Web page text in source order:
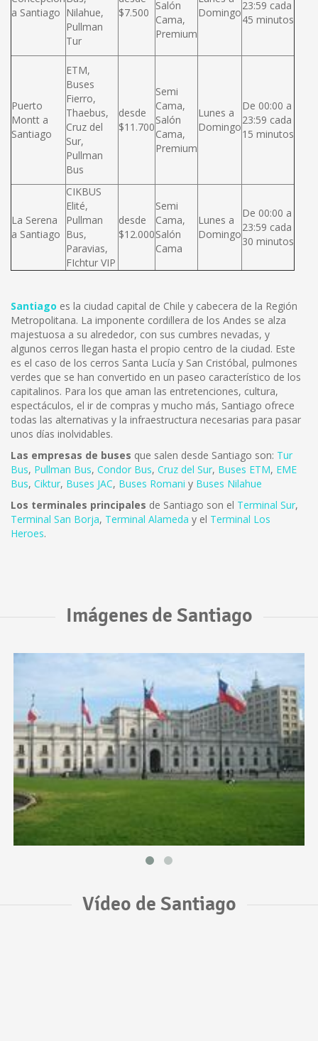
a Santiago Nilahue,
Pullman
Tur
$7.500
Salón
Cama,
Premium
Domingo
23:59 cada
45 minutos
Puerto
Montt a
Santiago
ETM,
Buses
Fierro,
Thaebus,
Cruz del
Sur,
Pullman
Bus
desde
$11.700
Semi
Cama,
Salón
Cama,
Premium
Lunes a
Domingo
De 00:00 a
23:59 cada
15 minutos
La Serena
a Santiago
CIKBUS
Elité,
Pullman
Bus,
Paravias,
FIchtur VIP
desde
$12.000
Semi
Cama,
Salón
Cama
Lunes a
Domingo
De 00:00 a
23:59 cada
30 minutos
Santiago es la ciudad capital de Chile y cabecera de la Región
Metropolitana. La imponente cordillera de los Andes se alza
majestuosa a su alrededor, con sus cumbres nevadas, y
algunos cerros llegan hasta el propio centro de la ciudad. Este
es el caso de los cerros Santa Lucía y San Cristóbal, pulmones
verdes que se han convertido en un paseo característico de los
capitalinos. Para los que aman las entretenciones, cultura,
espectáculos, el ir de compras y mucho más, Santiago ofrece
todas las alternativas y la infraestructura necesarias para pasar
unos días inolvidables.
Las empresas de buses que salen desde Santiago son: Tur
Bus, Pullman Bus, Condor Bus, Cruz del Sur, Buses ETM, EME
Bus, Ciktur, Buses JAC, Buses Romani y Buses Nilahue
Los terminales principales de Santiago son el Terminal Sur,
Terminal San Borja, Terminal Alameda y el Terminal Los
Heroes.
Imágenes de Santiago
Vídeo de Santiago